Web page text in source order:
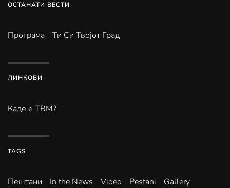
ОСТАНАТИ ВЕСТИ
Програма Ти Си Твојот Град
ЛИНКОВИ
Каде е ТВМ?
TAGS
Пештани In the News Video Pestani Gallery